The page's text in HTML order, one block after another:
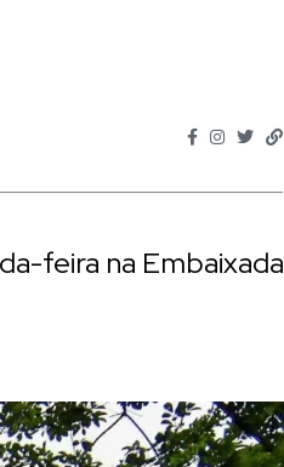
feira na Embaixada